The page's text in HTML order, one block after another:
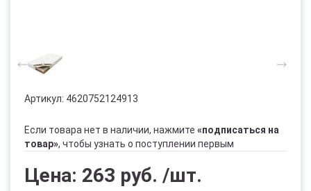
Артикул: 4620752124913
Если товара нет в наличии, нажмите «подписаться на
товар», чтобы узнать о поступлении первым
Цена: 263 руб. /шт.